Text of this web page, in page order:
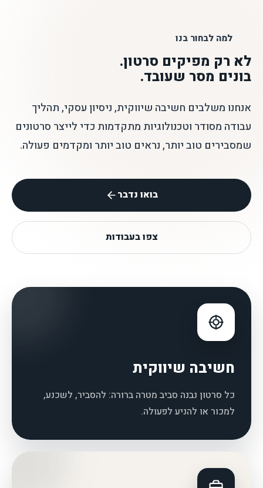
למה לבחור בנו
לא רק מפיקים סרטון.
בונים מסר שעובד.
אנחנו משלבים חשיבה שיווקית, ניסיון עסקי, תהליך
עבודה מסודר וטכנולוגיות מתקדמות כדי לייצר סרטונים
שמסבירים טוב יותר, נראים טוב יותר ומקדמים פעולה.
בואו נדבר
צפו בעבודות
חשיבה שיווקית
כל סרטון נבנה סביב מטרה ברורה: להסביר, לשכנע,
למכור או להניע לפעולה.